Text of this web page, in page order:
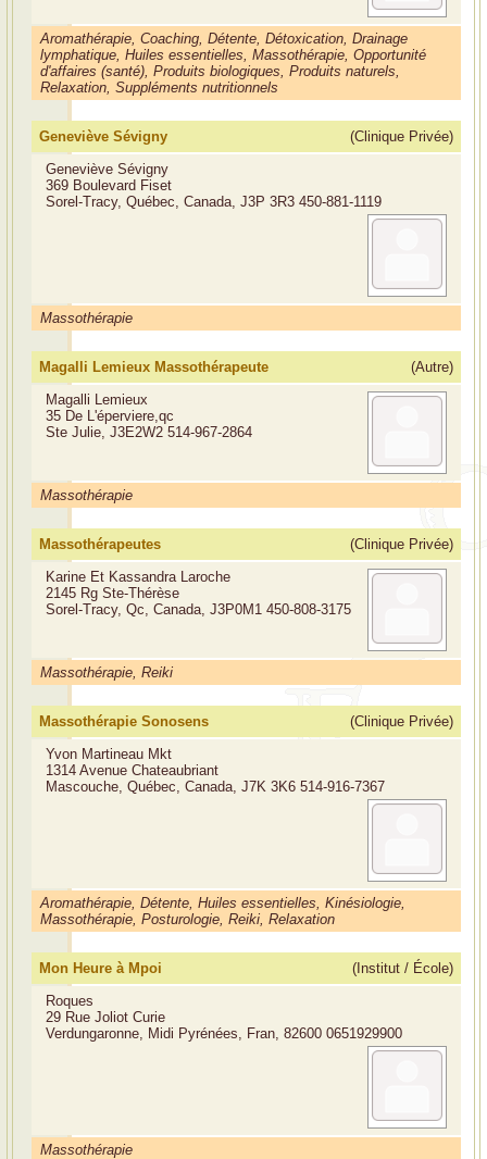
Aromathérapie, Coaching, Détente, Détoxication, Drainage
lymphatique, Huiles essentielles, Massothérapie, Opportunité
d'affaires (santé), Produits biologiques, Produits naturels,
Relaxation, Suppléments nutritionnels
Geneviève Sévigny
(Clinique Privée)
Geneviève Sévigny
369 Boulevard Fiset
Sorel-Tracy, Québec, Canada, J3P 3R3 450-881-1119
Massothérapie
Magalli Lemieux Massothérapeute
(Autre)
Magalli Lemieux
35 De L'éperviere,qc
Ste Julie, J3E2W2 514-967-2864
Massothérapie
Massothérapeutes
(Clinique Privée)
Karine Et Kassandra Laroche
2145 Rg Ste-Thérèse
Sorel-Tracy, Qc, Canada, J3P0M1 450-808-3175
Massothérapie, Reiki
Massothérapie Sonosens
(Clinique Privée)
Yvon Martineau Mkt
1314 Avenue Chateaubriant
Mascouche, Québec, Canada, J7K 3K6 514-916-7367
Aromathérapie, Détente, Huiles essentielles, Kinésiologie,
Massothérapie, Posturologie, Reiki, Relaxation
Mon Heure à Mpoi
(Institut / École)
Roques
29 Rue Joliot Curie
Verdungaronne, Midi Pyrénées, Fran, 82600 0651929900
Massothérapie